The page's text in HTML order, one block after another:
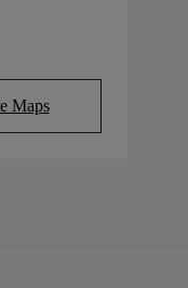
Maps
tab)